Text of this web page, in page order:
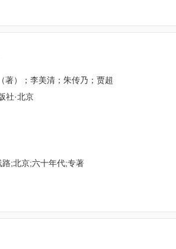
著）；李美清；朱传乃；贾超
社·北京
;北京;六十年代;专著